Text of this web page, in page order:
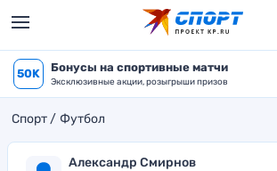
50K Бонусы на спортивные матчи
Эксклюзивные акции, розыгрыши призов
Спорт Футбол
Александр Смирнов